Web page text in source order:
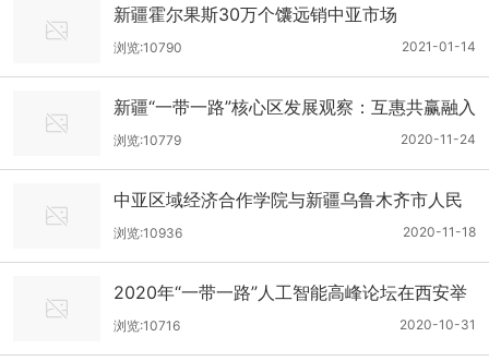
新疆霍尔果斯30万个馕远销中亚市场
2021-01-14
浏览:10790
新疆“一带一路”核心区发展观察：互惠共赢融入
产业链
2020-11-24
浏览:10779
中亚区域经济合作学院与新疆乌鲁木齐市人民
政府签署东道城市备忘录
2020-11-18
浏览:10936
2020年“一带一路”人工智能高峰论坛在西安举
行
2020-10-31
浏览:10716